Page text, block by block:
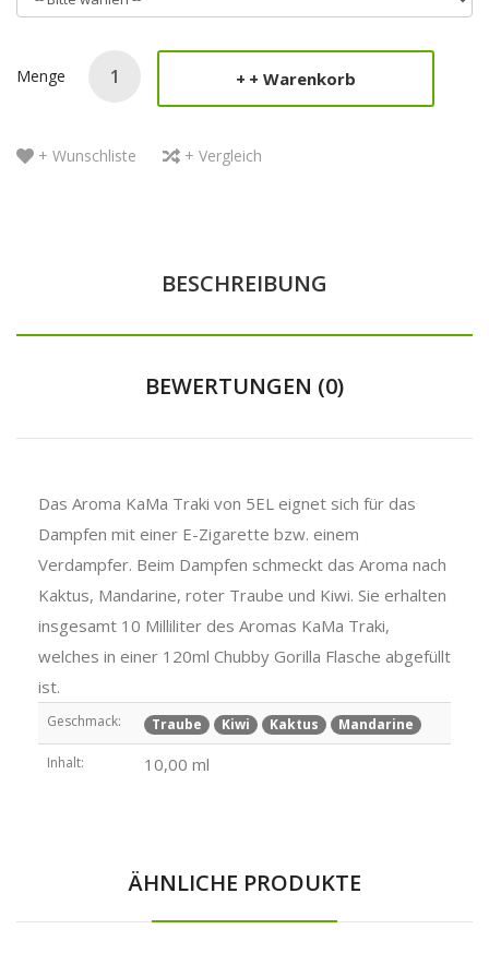
Menge + Warenkorb
+ Wunschliste + Vergleich
BESCHREIBUNG
BEWERTUNGEN (0)
Das Aroma KaMa Traki von 5EL eignet sich für das
Dampfen mit einer E-Zigarette bzw. einem
Verdampfer. Beim Dampfen schmeckt das Aroma nach
Kaktus, Mandarine, roter Traube und Kiwi. Sie erhalten
insgesamt 10 Milliliter des Aromas KaMa Traki,
welches in einer 120ml Chubby Gorilla Flasche abgefüllt
ist.
Geschmack: Traube Kiwi Kaktus Mandarine
Inhalt: 10,00 ml
ÄHNLICHE PRODUKTE